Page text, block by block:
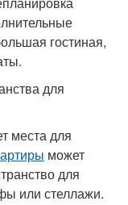
гостиная,
для
места для
может
для
или стеллажи.